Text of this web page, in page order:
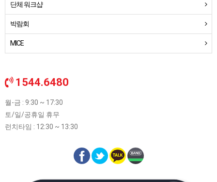
단체 워크샵
박람회
MICE
1544.6480
월-금 : 9:30 ~ 17:30
토/일/공휴일 휴무
런치타임 : 12:30 ~ 13:30